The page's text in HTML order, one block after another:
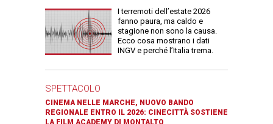
I terremoti dell’estate 2026
fanno paura, ma caldo e
stagione non sono la causa.
Ecco cosa mostrano i dati
INGV e perché l’Italia trema.
SPETTACOLO
CINEMA NELLE MARCHE, NUOVO BANDO
REGIONALE ENTRO IL 2026: CINECITTÀ SOSTIENE